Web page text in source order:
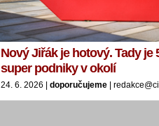
Nový Jiřák je hotový. Tady je
super podniky v okolí
24. 6. 2026 | doporučujeme |